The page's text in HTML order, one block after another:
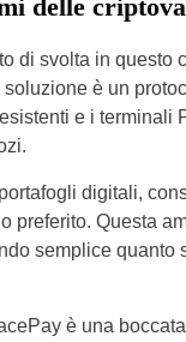
delle
di svolta in questo
è un
e i terminali
digitali,
preferito. Questa
semplice
è una